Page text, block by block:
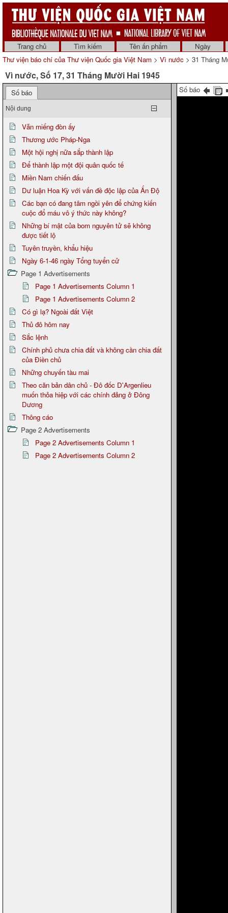
Trang chủ Tìm kiếm Tên ấn phẩm
Ngày
Thư viện báo chí của Thư viện Quốc gia Việt Nam > Vì nước > 31 Tháng
Vì nước, Số 17, 31 Tháng Mười Hai 1945
Số báo
Nội dung
Vẫn miếng đòn ấy
Thương ước Pháp-Nga
Một hội nghị nữa sắp thành lập
Để thành lập một đội quân quốc tế
Miền Nam chiến đấu
Dư luận Hoa Kỳ với vấn đề độc lập của Ấn Độ
Các bạn có đang tâm ngồi yên để chứng kiến
cuộc đổ máu vô ý thức này không?
Những bí mật của bom nguyên tử sẽ không
được tiết lộ
Tuyên truyền, khẩu hiệu
Ngày 6-1-46 ngày Tổng tuyển cử
Page 1 Advertisements
Page 1 Advertisements Column 1
Page 1 Advertisements Column 2
Có gì lạ? Ngoài đất Việt
Thủ đô hôm nay
Sắc lệnh
Chính phủ chưa chia đất và không cần chia đất
của Điền chủ
Những chuyến tàu mai
Theo căn bản dân chủ - Đô đốc D'Argenlieu
muốn thỏa hiệp với các chính đảng ở Đông
Dương
Thông cáo
Page 2 Advertisements
Page 2 Advertisements Column 1
Page 2 Advertisements Column 2
Số báo